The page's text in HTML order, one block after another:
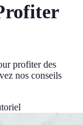
profiter des
nos conseils